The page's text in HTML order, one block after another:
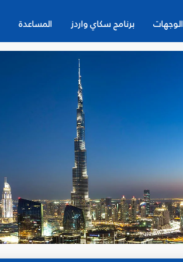
الوجهات برنامج سكاي واردز المساعدة